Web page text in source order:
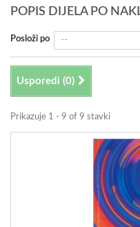
POPIS DIJELA PO
Posloži po
Usporedi (0)
Prikazuje 1 - 9 of 9 stavki